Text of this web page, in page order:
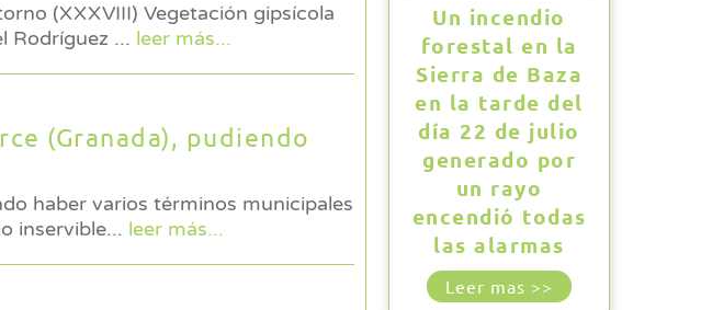
(XXXVIII) Vegetación gipsícola
Rodríguez ... leer más...
(Granada), pudiendo
haber varios términos municipales
inservible... leer más...
Un incendio
forestal en la
Sierra de Baza
en la tarde del
día 22 de julio
generado por
un rayo
encendió todas
las alarmas
Leer mas >>